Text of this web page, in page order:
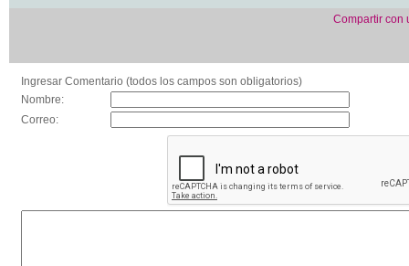
Compartir con
Ingresar Comentario (todos los campos son obligatorios)
Nombre:
Correo: